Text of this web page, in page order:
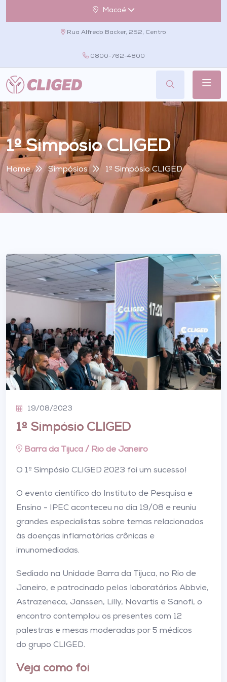
Macaé
Rua Alfredo Backer, 252, Centro
0800-762-4800
1º Simpósio CLIGED
Home Simpósios 1º Simpósio CLIGED
19/08/2023
1º Simpósio CLIGED
Barra da Tijuca / Rio de Janeiro
O 1º Simpósio CLIGED 2023 foi um sucesso!
O evento científico do Instituto de Pesquisa e
Ensino - IPEC aconteceu no dia 19/08 e reuniu
grandes especialistas sobre temas relacionados
às doenças inflamatórias crônicas e
imunomediadas.
Sediado na Unidade Barra da Tijuca, no Rio de
Janeiro, e patrocinado pelos laboratórios Abbvie,
Astrazeneca, Janssen, Lilly, Novartis e Sanofi, o
encontro contemplou os presentes com 12
palestras e mesas moderadas por 5 médicos
do grupo CLIGED.
Veja como foi